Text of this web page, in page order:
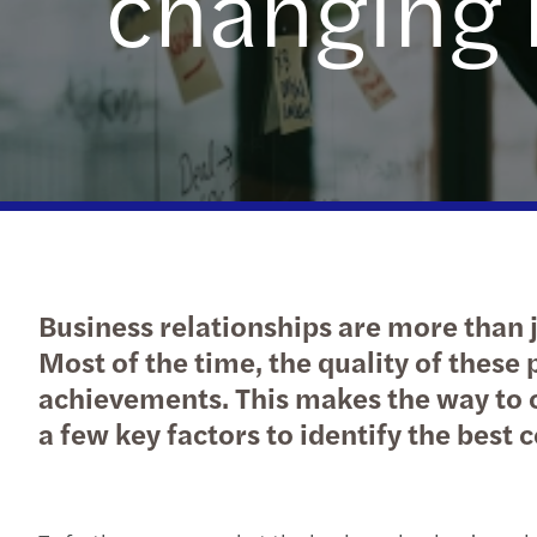
Business relationships are more
Most of the time, the quality of these
achievements. This makes the way
a few key factors to identify the best